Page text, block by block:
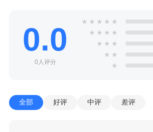
0.0
0人评分
★ ★ ★ ★ ★
★ ★ ★ ★
★ ★ ★
★ ★
★
全部 好评 中评 差评